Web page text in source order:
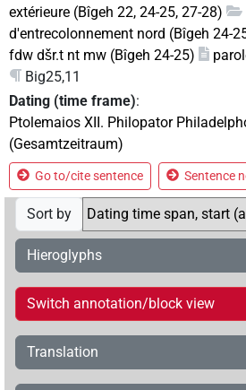
extérieure (Bîgeh 22, 24-25, 27-28)
d'entrecolonnement nord (Bîgeh 24-
fdw dšr.t nt mw (Bîgeh 24-25)
Big25,11
Dating (time frame):
Ptolemaios XII. Philopator
(Gesamtzeitraum)
Go to/cite sentence Sentence
Sort by
Hieroglyphs
Switch annotation/block view
Translation